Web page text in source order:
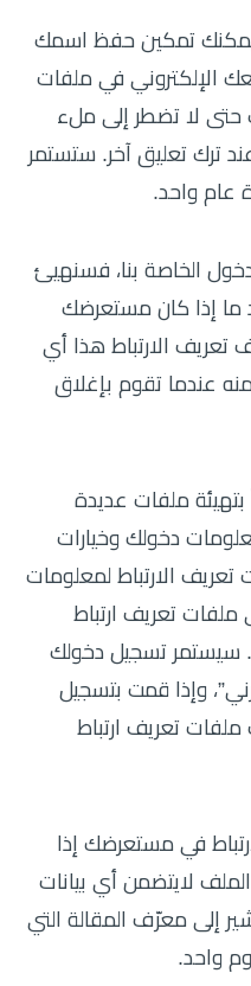
فيمكنك تمكين حفظ اسمك
الإلكتروني في ملفات
حتى لا تضطر إلى ملء
ترك تعليق آخر. ستستمر
عام واحد.
الخاصة بنا، فسنهيئ
ما إذا كان مستعرضك
الارتباط هذا أي
عندما تقوم بإغلاق
ملفات عديدة
دخولك وخيارات
الارتباط لمعلومات
ملفات تعريف ارتباط
سيستمر تسجيل دخولك
وإذا قمت بتسجيل
تعريف ارتباط
في مستعرضك إذا
لايتضمن أي بيانات
إلى معرّف المقالة التي
واحد.